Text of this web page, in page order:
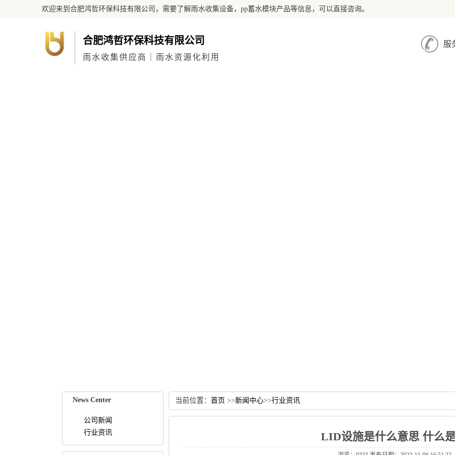
欢迎来到合肥鸿哲环保科技有限公司，需要了解雨水收集设备，pp蓄水模块产品等信息，可以直接咨询。
合肥鸿哲环保科技有限公司
雨水收集供应商｜雨水资源化利用
服
NewsCenter
公司新闻
行业资讯
当前位置： 首页 >>新闻中心>>行业资讯
LID设施是什么意思什么